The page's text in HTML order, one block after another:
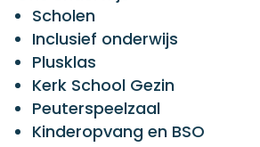
Scholen
Inclusief onderwijs
Plusklas
Kerk School Gezin
Peuterspeelzaal
Kinderopvang en BSO
De HSN is een vereniging
missie voor het bieden van
Bijbelgetrouw onderwijs in